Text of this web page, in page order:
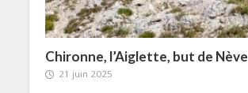
Chironne, l’Aiglette, but de Nève
21 juin 2025